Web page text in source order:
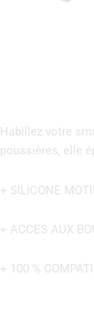
Habillez votre
poussières, elle
+ SILICONE
+ ACCES AUX
+ 100 %